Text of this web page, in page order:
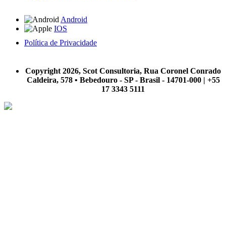
Android
IOS
Política de Privacidade
Copyright 2026, Scot Consultoria, Rua Coronel Conrado
Caldeira, 578 • Bebedouro - SP - Brasil - 14701-000 | +55
17 3343 5111